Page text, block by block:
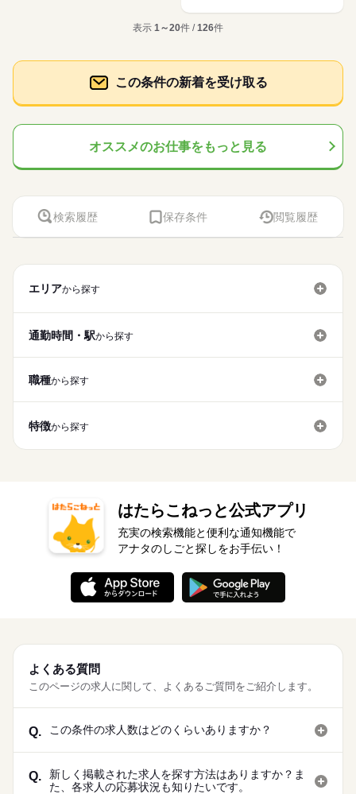
表示 1～20件 /126件
この条件の新着を受け取る
オススメのお仕事をもっと見る
検索履歴 保存条件 閲覧履歴
エリアから探す
通勤時間・駅から探す
職種から探す
特徴から探す
はたらこねっと公式アプリ
充実の検索機能と便利な通知機能で
アナタのしごと探しをお手伝い！
よくある質問
このページの求人に関して、よくあるご質問をご紹介します。
Q. この条件の求人数はどのくらいありますか？
Q.
新しく掲載された求人を探す方法はありますか？ま
た、各求人の応募状況も知りたいです。